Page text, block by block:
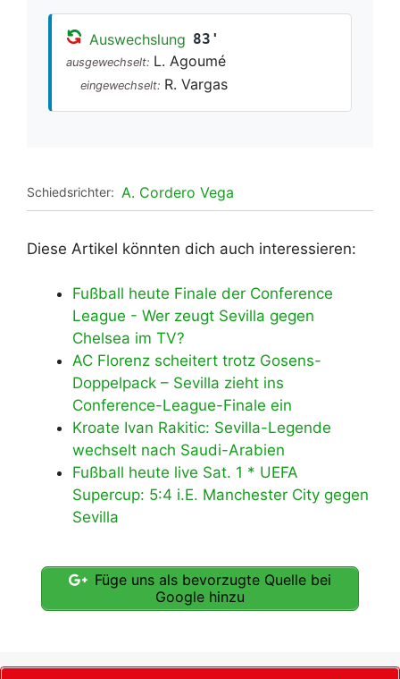
Auswechslung 83'
ausgewechselt: L. Agoumé
eingewechselt: R. Vargas
Schiedsrichter: A. Cordero Vega
Diese Artikel könnten dich auch interessieren:
Fußball heute Finale der Conference
League - Wer zeugt Sevilla gegen
Chelsea im TV?
AC Florenz scheitert trotz Gosens-
Doppelpack – Sevilla zieht ins
Conference-League-Finale ein
Kroate Ivan Rakitic: Sevilla-Legende
wechselt nach Saudi-Arabien
Fußball heute live Sat. 1 * UEFA
Supercup: 5:4 i.E. Manchester City gegen
Sevilla
Füge uns als bevorzugte Quelle bei
Google hinzu